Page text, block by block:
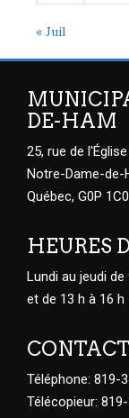
« Juil
DE-HAM
25, rue de l'Église
Notre-Dame-de-
Québec, G0P 1C0
HEURES
Lundi au jeudi de
et de 13 h à 16 h
CONTACT
Téléphone: 819-
Télécopieur: